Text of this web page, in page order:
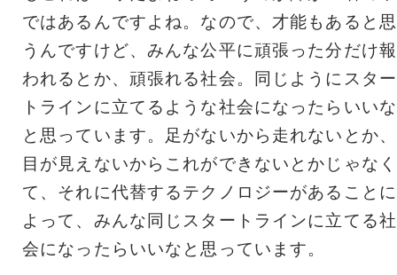
ではあるんですよね。なので、才能もあると思
うんですけど、みんな公平に頑張った分だけ報
われるとか、頑張れる社会。同じようにスター
トラインに立てるような社会になったらいいな
と思っています。足がないから走れないとか、
目が見えないからこれができないとかじゃなく
て、それに代替するテクノロジーがあることに
よって、みんな同じスタートラインに立てる社
会になったらいいなと思っています。